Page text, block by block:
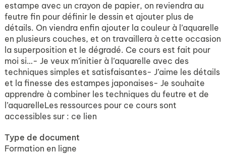
estampe avec un crayon de papier, on reviendra au
feutre fin pour définir le dessin et ajouter plus de
détails. On viendra enfin ajouter la couleur à l’aquarelle
en plusieurs couches, et on travaillera à cette occasion
la superposition et le dégradé. Ce cours est fait pour
moi si…- Je veux m’initier à l’aquarelle avec des
techniques simples et satisfaisantes- J’aime les détails
et la finesse des estampes japonaises- Je souhaite
apprendre à combiner les techniques du feutre et de
l’aquarelleLes ressources pour ce cours sont
accessibles sur : ce lien
Type de document
Formation en ligne